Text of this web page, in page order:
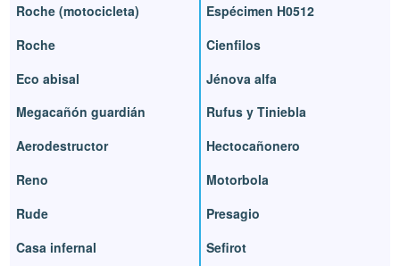
Roche (motocicleta)
Roche
Eco abisal
Megacañón guardián
Aerodestructor
Reno
Rude
Casa infernal
Espécimen H0512
Cienfilos
Jénova alfa
Rufus y Tiniebla
Hectocañonero
Motorbola
Presagio
Sefirot